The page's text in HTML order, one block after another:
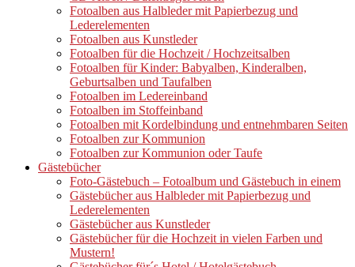
Fotoalben aus Halbleder mit Papierbezug und
Lederelementen
Fotoalben aus Kunstleder
Fotoalben für die Hochzeit / Hochzeitsalben
Fotoalben für Kinder: Babyalben, Kinderalben,
Geburtsalben und Taufalben
Fotoalben im Ledereinband
Fotoalben im Stoffeinband
Fotoalben mit Kordelbindung und entnehmbaren Seiten
Fotoalben zur Kommunion
Fotoalben zur Kommunion oder Taufe
Gästebücher
Foto-Gästebuch – Fotoalbum und Gästebuch in einem
Gästebücher aus Halbleder mit Papierbezug und
Lederelementen
Gästebücher aus Kunstleder
Gästebücher für die Hochzeit in vielen Farben und
Mustern!